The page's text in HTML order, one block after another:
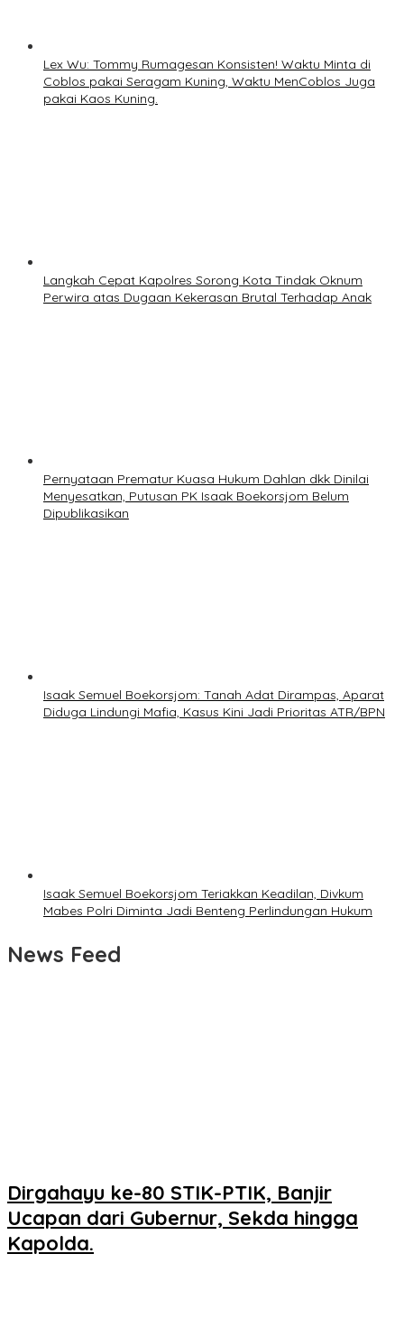
Lex Wu: Tommy Rumagesan Konsisten! Waktu Minta di
Coblos pakai Seragam Kuning, Waktu MenCoblos Juga
pakai Kaos Kuning.
Langkah Cepat Kapolres Sorong Kota Tindak Oknum
Perwira atas Dugaan Kekerasan Brutal Terhadap Anak
Pernyataan Prematur Kuasa Hukum Dahlan dkk Dinilai
Menyesatkan, Putusan PK Isaak Boekorsjom Belum
Dipublikasikan
Isaak Semuel Boekorsjom: Tanah Adat Dirampas, Aparat
Diduga Lindungi Mafia, Kasus Kini Jadi Prioritas ATR/BPN
Isaak Semuel Boekorsjom Teriakkan Keadilan, Divkum
Mabes Polri Diminta Jadi Benteng Perlindungan Hukum
News Feed
Dirgahayu ke-80 STIK-PTIK, Banjir
Ucapan dari Gubernur, Sekda hingga
Kapolda.